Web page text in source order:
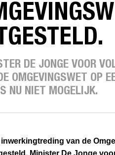
DE JONGE VOOR
OMGEVINGSWET OP
NU NIET MOGELIJK.
inwerkingtreding van de
Minister De Jonge